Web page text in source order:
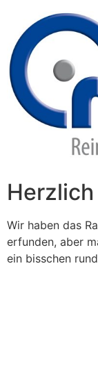
Inhalt
springen
Wir haben das
erfunden, aber
ein bisschen